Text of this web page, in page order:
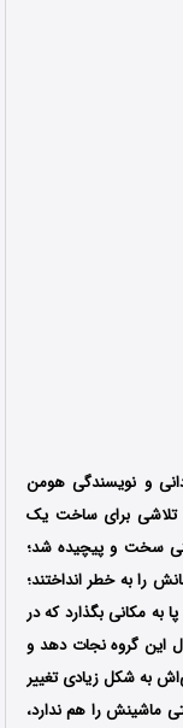
و نویسندگی هومن
نمایش خانگی محصول سال 1404 است؛ وحشی، تلاشی برای ساخت یک
سخت و پیچیده شد؛
را به خطر انداختند؛
به مکانی بگذارد که در
این گروه نجات دهد و
به شکل زیادی تغییر
ماشینش را هم ندارد،